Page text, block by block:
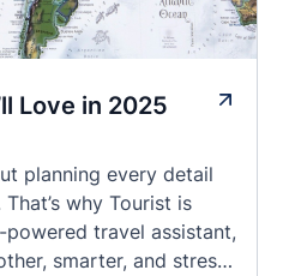
Love in 2025
planning every detail
why Tourist is
travel assistant,
smarter, and stress-